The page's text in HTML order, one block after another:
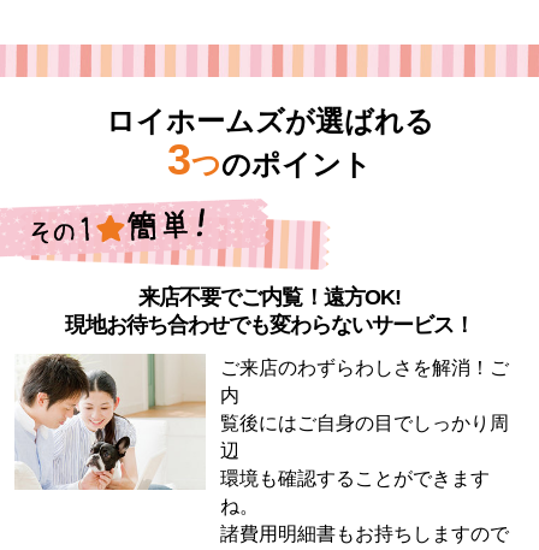
ロイホームズが選ばれる
3つのポイント
来店不要でご内覧！遠方OK!
現地お待ち合わせでも変わらないサービス！
ご来店のわずらわしさを解消！ご
内
覧後にはご自身の目でしっかり周
辺
環境も確認することができます
ね。
諸費用明細書もお持ちしますので